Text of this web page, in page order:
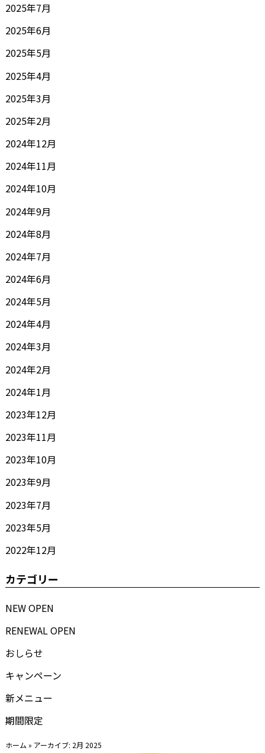
2025年7月
2025年6月
2025年5月
2025年4月
2025年3月
2025年2月
2024年12月
2024年11月
2024年10月
2024年9月
2024年8月
2024年7月
2024年6月
2024年5月
2024年4月
2024年3月
2024年2月
2024年1月
2023年12月
2023年11月
2023年10月
2023年9月
2023年7月
2023年5月
2022年12月
カテゴリー
NEW OPEN
RENEWAL OPEN
おしらせ
キャンペーン
新メニュー
期間限定
ホーム » アーカイブ: 2月 2025